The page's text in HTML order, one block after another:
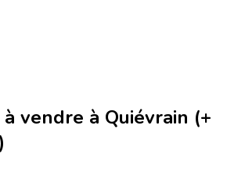
vendre à Quiévrain (+